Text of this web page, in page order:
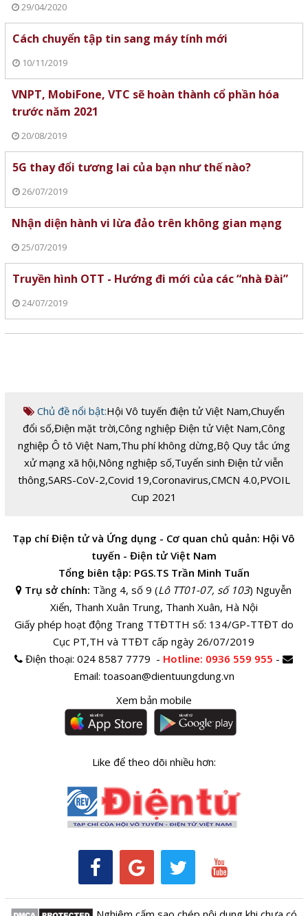
29/04/2020
Cách chuyển tập tin sang máy tính mới
10/11/2019
VNPT, MobiFone, VTC sẽ hoàn thành cổ phần hóa
trước năm 2021
20/08/2019
5G thay đổi tương lai của bạn như thế nào?
26/07/2019
Nhận diện hành vi lừa đảo trên không gian mạng
25/07/2019
Truyền hình OTT - Hướng đi mới của các “nhà Đài”
24/07/2019
Chủ đề nổi bật:Hội Vô tuyến điện tử Việt Nam,Chuyển
đổi số,Điện mặt trời,Công nghiệp Điện tử Việt Nam,Công
nghiệp Ô tô Việt Nam,Thu phí không dừng,Bộ Quy tắc ứng
xử mạng xã hội,Nông nghiệp số,Tuyển sinh Điện tử viễn
thông,SARS-CoV-2,Covid 19,Coronavirus,CMCN 4.0,PVOIL
Cup 2021
Tạp chí Điện tử và Ứng dụng - Cơ quan chủ quản: Hội Vô
tuyến - Điện tử Việt Nam
Tổng biên tập: PGS.TS Trần Minh Tuấn
Trụ sở chính: Tầng 4, số 9 (Lô TT01-07, số 103) Nguyễn
Xiển, Thanh Xuân Trung, Thanh Xuân, Hà Nội
Giấy phép hoạt động Trang TTĐTTH số: 134/GP-TTĐT do
Cục PT,TH và TTĐT cấp ngày 26/07/2019
Điện thoại:024 8587 7779 - Hotline: 0936 559 955 -
Email: toasoan@dientuungdung.vn
Xem bản mobile
Like để theo dõi nhiều hơn: